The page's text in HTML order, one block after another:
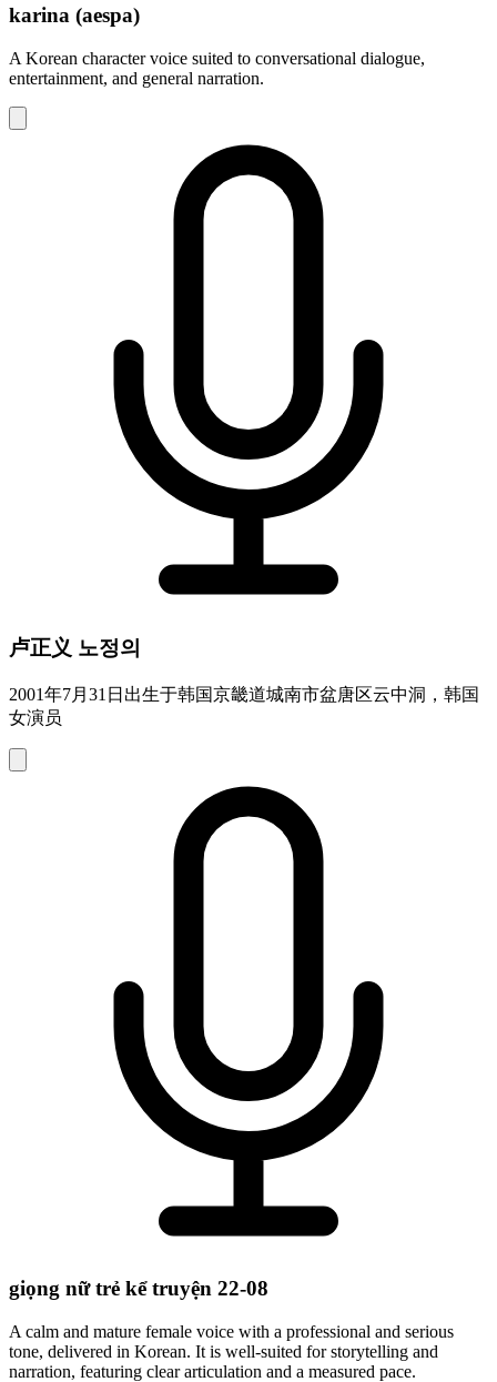
karina (aespa)
A Korean character voice suited to conversational dialogue,
entertainment, and general narration.
卢正义 노정의
2001年7月31日出生于韩国京畿道城南市盆唐区云中洞，韩国
女演员
giọng nữ trẻ kể truyện 22-08
A calm and mature female voice with a professional and serious
tone, delivered in Korean. It is well-suited for storytelling and
narration, featuring clear articulation and a measured pace.